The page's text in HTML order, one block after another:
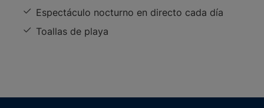
Espectáculo nocturno en directo cada día
Toallas de playa